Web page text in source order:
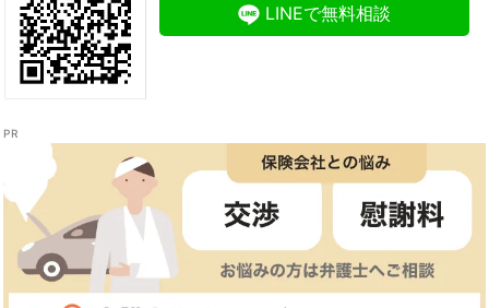
LINEで無料相談